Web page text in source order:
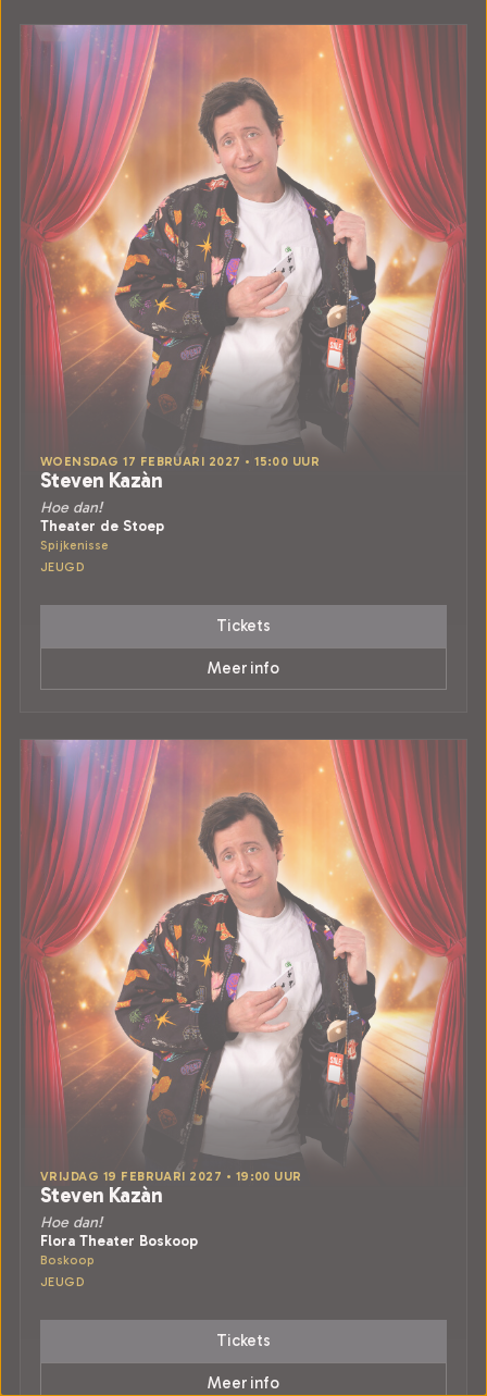
WOENSDAG 17 FEBRUARI 2027 • 15:00 UUR
Steven Kazàn
Hoe dan!
Theater de Stoep
Spijkenisse
JEUGD
Tickets
Meer info
VRIJDAG 19 FEBRUARI 2027 • 19:00 UUR
Steven Kazàn
Hoe dan!
Flora Theater Boskoop
Boskoop
JEUGD
Tickets
Meer info